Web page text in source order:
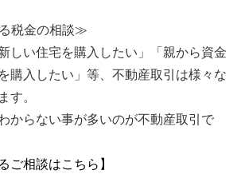
税金の相談≫
しい住宅を購入したい」「親から資金
購入したい」等、不動産取引は様々な
す。
からない事が多いのが不動産取引で
ご相談はこちら】